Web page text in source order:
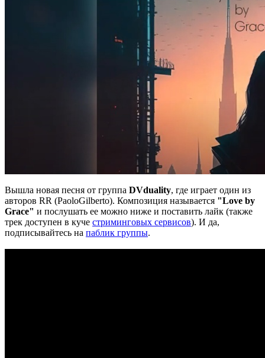
Вышла новая песня от группа DVduality, где играет один из
авторов RR (PaoloGilberto). Композиция называется "Love by
Grace" и послушать ее можно ниже и поставить лайк (также
трек доступен в куче стриминговых сервисов). И да,
подписывайтесь на паблик группы.